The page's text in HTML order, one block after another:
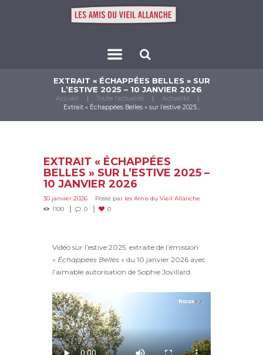
EXTRAIT « ÉCHAPPÉES BELLES » SUR
L’ESTIVE 2025 – 10 JANVIER 2026
Accueil Toute l’actualité
Actualité
Extrait « Échappées Belles » sur l’estive 2025...
EXTRAIT « ÉCHAPPÉES
BELLES » SUR L’ESTIVE 2025 –
10 JANVIER 2026
30 janvier 2026 Posté par les Amis du Vieil Allanche
1100
0 0
Vidéo sur l’estive 2025, extraite de l’émission
« Échappées Belles » du 10 janvier 2026 avec
l’aimable autorisation de Sophie Jovillard.